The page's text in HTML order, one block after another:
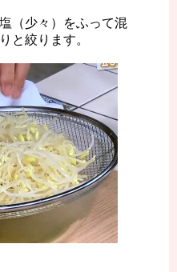
（少々）をふって混
と絞ります。